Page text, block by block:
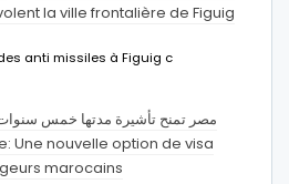
la ville frontalière de Figuig
anti missiles à Figuig c
مصر تمنح تأشيرة مدتها خمس
Une nouvelle option de visa
marocains